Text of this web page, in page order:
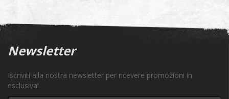
Newsletter
Iscriviti alla nostra newsletter per ricevere promozioni in
esclusiva!